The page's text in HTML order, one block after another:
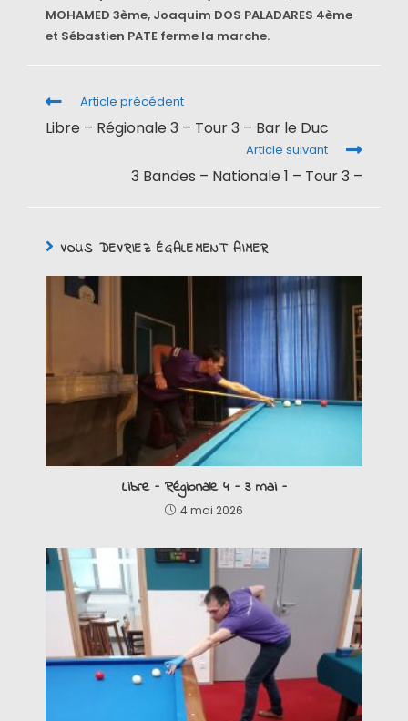
MOHAMED 3ème, Joaquim DOS PALADARES 4ème
et Sébastien PATE ferme la marche.
Article précédent
Libre – Régionale 3 – Tour 3 – Bar le Duc
Article suivant
3 Bandes – Nationale 1 – Tour 3 –
VOUS DEVRIEZ ÉGALEMENT AIMER
Libre – Régionale 4 – 3 mai –
4 mai 2026